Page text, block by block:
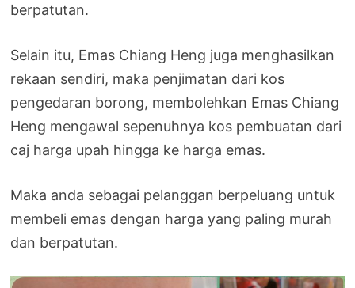
berpatutan.
Selain itu, Emas Chiang Heng juga menghasilkan
rekaan sendiri, maka penjimatan dari kos
pengedaran borong, membolehkan Emas Chiang
Heng mengawal sepenuhnya kos pembuatan dari
caj harga upah hingga ke harga emas.
Maka anda sebagai pelanggan berpeluang untuk
membeli emas dengan harga yang paling murah
dan berpatutan.